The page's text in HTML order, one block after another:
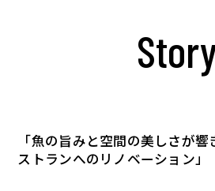
「魚の旨みと空間の美しさが
ストランへのリノベーション」